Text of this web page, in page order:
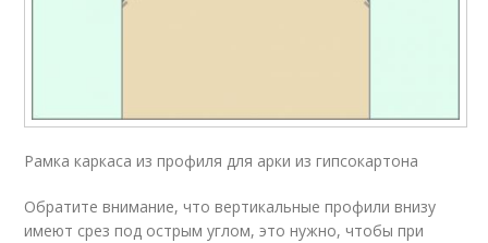
Рамка каркаса из профиля для арки из гипсокартона
Обратите внимание, что вертикальные профили внизу
имеют срез под острым углом, это нужно, чтобы при